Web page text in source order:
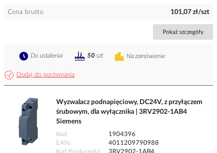
Cena brutto 101,07 zł/szt
Pokaż szczegóły
Dodaj do porównania
Na zamówienie
Do ustalenia 50 szt
Wyzwalacz podnapięciowy, DC24V, z przyłączem
śrubowym, dla wyłącznika | 3RV2902-1AB4
Siemens
Kod
1904396
EAN
4011209790988